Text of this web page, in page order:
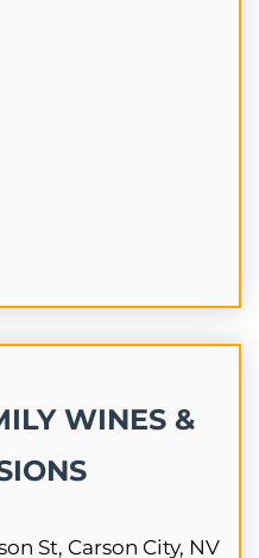
WINES &
St, Carson City, NV